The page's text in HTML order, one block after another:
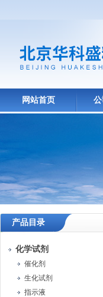
网站首页
产品目录
化学试剂
催化剂
生化试剂
指示液